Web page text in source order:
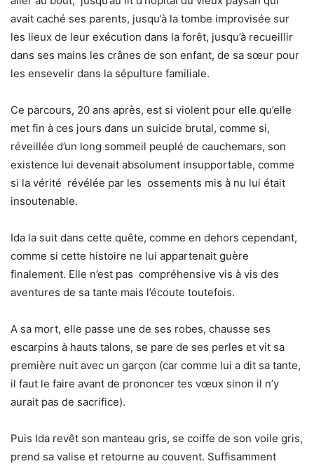
avait caché ses parents, jusqu’à la tombe improvisée sur
les lieux de leur exécution dans la forêt, jusqu’à recueillir
dans ses mains les crânes de son enfant, de sa sœur pour
les ensevelir dans la sépulture familiale.
Ce parcours, 20 ans après, est si violent pour elle qu’elle
met fin à ces jours dans un suicide brutal, comme si,
réveillée d’un long sommeil peuplé de cauchemars, son
existence lui devenait absolument insupportable, comme
si la vérité révélée par les ossements mis à nu lui était
insoutenable.
Ida la suit dans cette quête, comme en dehors cependant,
comme si cette histoire ne lui appartenait guère
finalement. Elle n’est pas compréhensive vis à vis des
aventures de sa tante mais l’écoute toutefois.
A sa mort, elle passe une de ses robes, chausse ses
escarpins à hauts talons, se pare de ses perles et vit sa
première nuit avec un garçon (car comme lui a dit sa tante,
il faut le faire avant de prononcer tes vœux sinon il n’y
aurait pas de sacrifice).
Puis Ida revêt son manteau gris, se coiffe de son voile gris,
prend sa valise et retourne au couvent. Suffisamment